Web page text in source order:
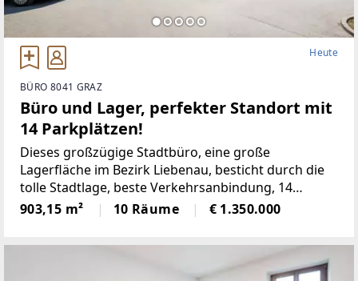
Heute
BÜRO 8041 GRAZ
Büro und Lager, perfekter Standort mit
14 Parkplätzen!
Dieses großzügige Stadtbüro, eine große
Lagerfläche im Bezirk Liebenau, besticht durch die
tolle Stadtlage, beste Verkehrsanbindung, 14
eigenen Parkplätzen und die sehr großzügigen
hellen Räume.Überzeugen Sie sich und genießen Sie
903,15 m² 10 Räume € 1.350.000